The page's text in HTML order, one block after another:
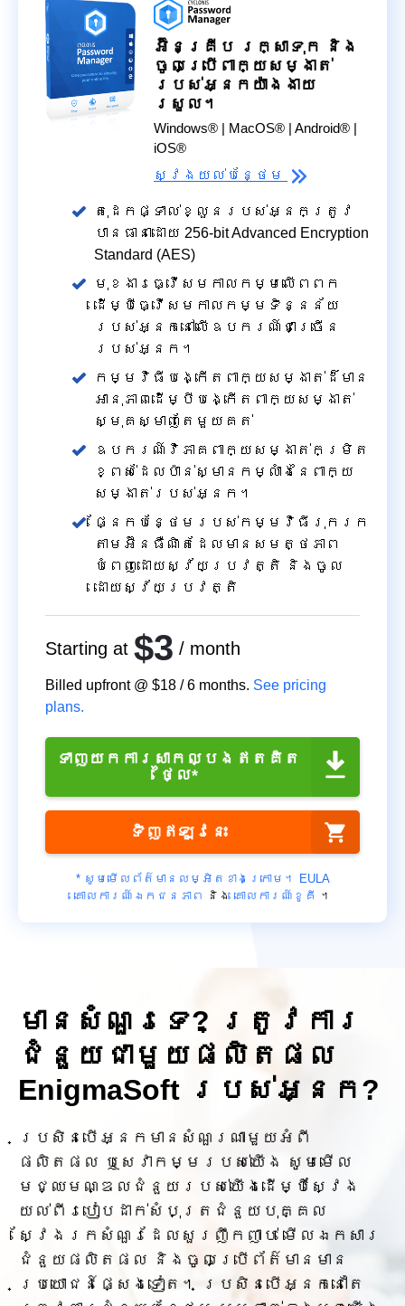
អ៊ិនគ្រីប រក្សាទុក និង
ចូលប្រើពាក្យសម្ងាត់
របស់អ្នកយ៉ាងងាយ
ស្រួល។
Windows® | MacOS® | Android® |
iOS®
ស្វែង​យល់​បន្ថែម
តុដេកផ្ទាល់ខ្លួនរបស់អ្នកត្រូវ
បានធានាដោយ 256-bit Advanced Encryption
Standard (AES)
មុខងារធ្វើសមកាលកម្មលើពពក
ដើម្បីធ្វើសមកាលកម្មទិន្នន័យ
របស់អ្នកនៅលើឧបករណ៍ជាច្រើន
របស់អ្នក។
កម្មវិធីបង្កើតពាក្យសម្ងាត់ដ៏មាន
អានុភាពដើម្បីបង្កើតពាក្យសម្ងាត់
ស្មុគស្មាញតែមួយគត់
ឧបករណ៍វិភាគពាក្យសម្ងាត់កម្រិត
ខ្ពស់ដែលប៉ាន់ស្មានកម្លាំងនៃពាក្យ
សម្ងាត់របស់អ្នក។
ផ្នែកបន្ថែមរបស់កម្មវិធីរុករក
តាមអ៊ីនធឺណិតដែលមានសមត្ថភាព
បំពេញដោយស្វ័យប្រវត្តិ និងចូល
ដោយស្វ័យប្រវត្តិ
Starting at $3 / month
Billed upfront @ $18 /6 months. See pricing
plans.
ទាញយកការសាកល្បងឥតគិត
ថ្លៃ*
ទិញ​ឥឡូវនេះ
* សូមមើលព័ត៌មានលម្អិតខាងក្រោម។
EULA
គោលការណ៍ឯកជនភាព និង គោលការណ៍ខូគី ។
មានសំណួរទេ? ត្រូវការ
ជំនួយជាមួយផលិតផល
EnigmaSoft របស់អ្នក?
ប្រសិនបើអ្នកមានសំណួរណាមួយអំពី
ផលិតផល ឬសេវាកម្មរបស់យើង សូមមើល
មជ្ឈមណ្ឌលជំនួយរបស់យើងដើម្បីស្វែង
យល់ពីរបៀបដាក់សំបុត្រជំនួយបុគ្គល
ស្វែងរកសំណួរដែលសួរញឹកញាប់ មើលឯកសារ
ជំនួយផលិតផល និងចូលប្រើព័ត៌មានមាន
ប្រយោជន៍ផ្សេងទៀត។ ប្រសិនបើអ្នកនៅតែ